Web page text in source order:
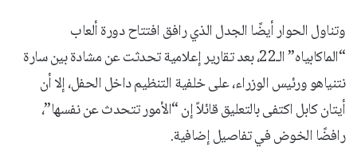
وتناول الحوار أيضًا الجدل الذي رافق افتتاح دورة ألعاب
“الماكابياه” الـ22، بعد تقارير إعلامية تحدثت عن مشادة بين سارة
نتنياهو ورئيس الوزراء، على خلفية التنظيم داخل الحفل، إلا أن
أيتان كابل اكتفى بالتعليق قائلاً إن “الأمور تتحدث عن نفسها”،
رافضًا الخوض في تفاصيل إضافية.